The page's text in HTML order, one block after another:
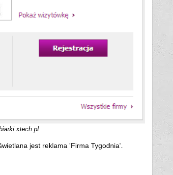
jest reklama 'Firma Tygodnia'.